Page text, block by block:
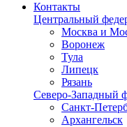
Контакты
Центральный
Москва и
Воронеж
Тула
Липецк
Рязань
Северо-Западный
Санкт-
Архангельск